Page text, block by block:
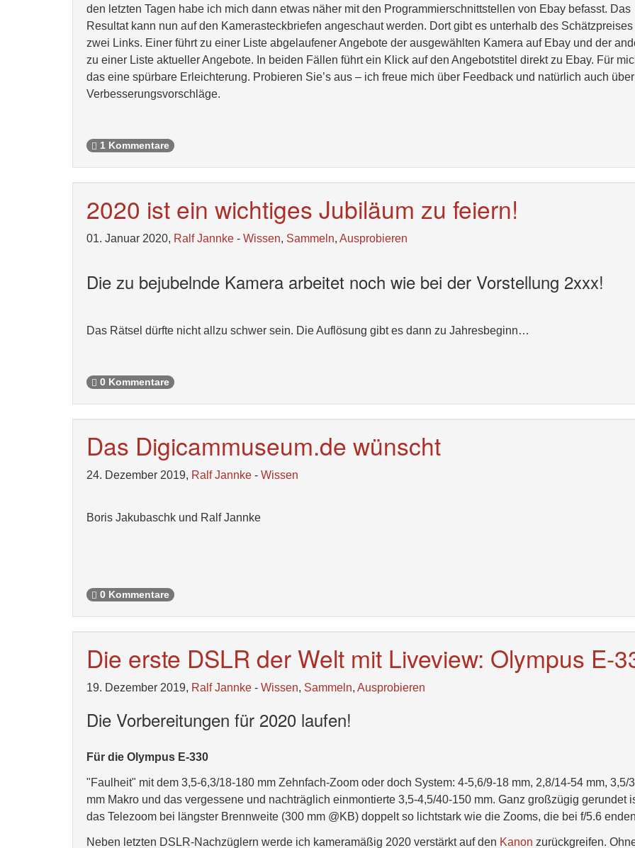
den letzten Tagen habe ich mich dann etwas näher mit den Programmierschnittstellen von Ebay befasst. Das
Resultat kann nun auf den Kamerasteckbriefen angeschaut werden. Dort gibt es unterhalb des Schätzpreises
zwei Links. Einer führt zu einer Liste abgelaufener Angebote der ausgewählten Kamera auf Ebay und der
zu einer Liste aktueller Angebote. In beiden Fällen führt ein Klick auf den Angebotstitel direkt zu Ebay. Für
das eine spürbare Erleichterung. Probieren Sie’s aus – ich freue mich über Feedback und natürlich auch über
Verbesserungsvorschläge.
1 Kommentare
2020 ist ein wichtiges Jubiläum zu feiern!
01. Januar 2020, Ralf Jannke - Wissen, Sammeln, Ausprobieren
Die zu bejubelnde Kamera arbeitet noch wie bei der Vorstellung 2xxx!
Das Rätsel dürfte nicht allzu schwer sein. Die Auflösung gibt es dann zu Jahresbeginn…
0 Kommentare
Das Digicammuseum.de wünscht
24. Dezember 2019, Ralf Jannke - Wissen
Boris Jakubaschk und Ralf Jannke
0 Kommentare
Die erste DSLR der Welt mit Liveview: Olympus E-
19. Dezember 2019, Ralf Jannke - Wissen, Sammeln, Ausprobieren
Die Vorbereitungen für 2020 laufen!
Für die Olympus E-330
"Faulheit" mit dem 3,5-6,3/18-180 mm Zehnfach-Zoom oder doch System: 4-5,6/9-18 mm, 2,8/14-54 mm, 3,5/
mm Makro und das vergessene und nachträglich einmontierte 3,5-4,5/40-150 mm. Ganz großzügig gerundet
das Telezoom bei längster Brennweite (300 mm @KB) doppelt so lichtstark wie die Zooms, die bei f/5.6
Neben letzten DSLR-Nachzüglern werde ich kameramäßig 2020 verstärkt auf den Kanon zurückgreifen.